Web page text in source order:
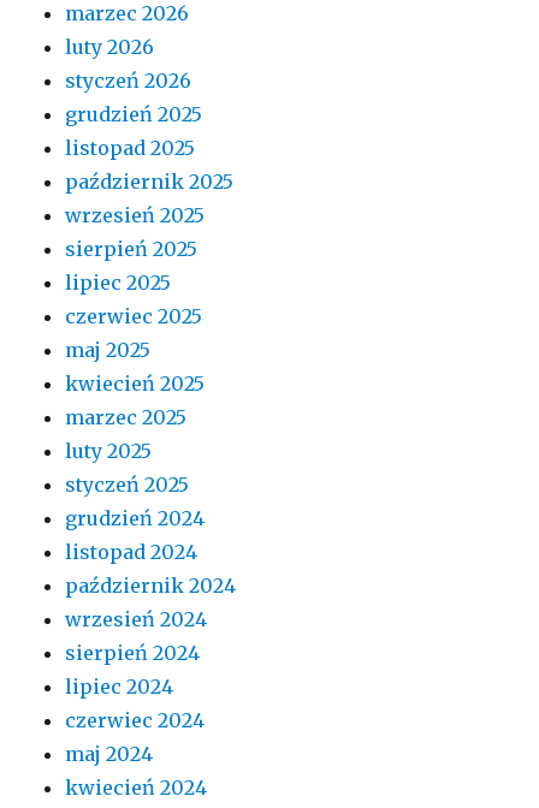
marzec 2026
luty 2026
styczeń 2026
grudzień 2025
listopad 2025
październik 2025
wrzesień 2025
sierpień 2025
lipiec 2025
czerwiec 2025
maj 2025
kwiecień 2025
marzec 2025
luty 2025
styczeń 2025
grudzień 2024
listopad 2024
październik 2024
wrzesień 2024
sierpień 2024
lipiec 2024
czerwiec 2024
maj 2024
kwiecień 2024